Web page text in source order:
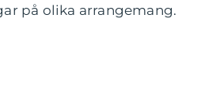
på olika arrangemang.